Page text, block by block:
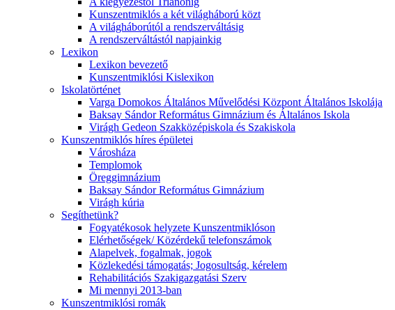
Kunszentmiklós a két világháború közt
A világháborútól a rendszerváltásig
A rendszerváltástól napjainkig
Lexikon
Lexikon bevezető
Kunszentmiklósi Kislexikon
Iskolatörténet
Varga Domokos Általános Művelődési Központ Általános Iskolája
Baksay Sándor Református Gimnázium és Általános Iskola
Virágh Gedeon Szakközépiskola és Szakiskola
Kunszentmiklós híres épületei
Városháza
Templomok
Öreggimnázium
Baksay Sándor Református Gimnázium
Virágh kúria
Segíthetünk?
Fogyatékosok helyzete Kunszentmiklóson
Elérhetőségek/ Közérdekű telefonszámok
Alapelvek, fogalmak, jogok
Közlekedési támogatás; Jogosultság, kérelem
Rehabilitációs Szakigazgatási Szerv
Mi mennyi 2013-ban
Kunszentmiklósi romák